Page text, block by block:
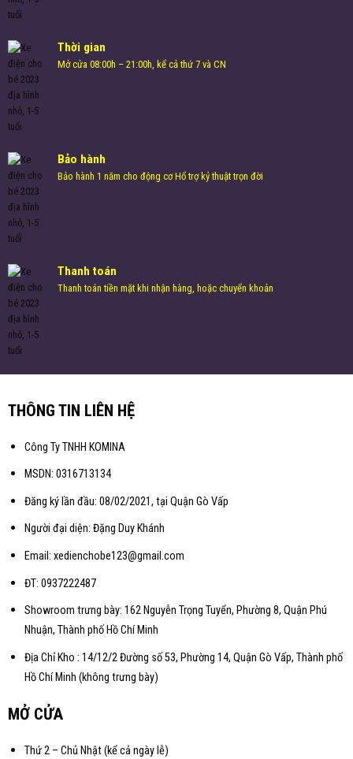
Thời gian
Mở cửa 08:00h – 21:00h, kể cả thứ 7 và CN
Bảo hành
Bảo hành 1 năm cho động cơ Hổ trợ kỷ thuật trọn đời
Thanh toán
Thanh toán tiền mặt khi nhận hàng, hoặc chuyển khoản
THÔNG TIN LIÊN HỆ
Công Ty TNHH KOMINA
MSDN: 0316713134
Đăng ký lần đầu: 08/02/2021, tại Quận Gò Vấp
Người đại diện: Đặng Duy Khánh
Email: xedienchobe123@gmail.com
ĐT: 0937222487
Showroom trưng bày: 162 Nguyễn Trọng Tuyển, Phường 8, Quận Phú
Nhuận, Thành phố Hồ Chí Minh
Địa Chỉ Kho : 14/12/2 Đường số 53, Phường 14, Quận Gò Vấp, Thành phố
Hồ Chí Minh (không trưng bày)
MỞ CỬA
Thứ 2 – Chủ Nhật (kể cả ngày lễ)